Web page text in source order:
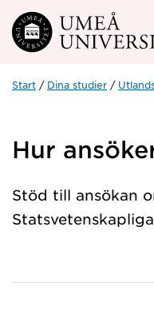
Hoppa direkt till
Start Dina studier
Hur
Stöd till ansökan